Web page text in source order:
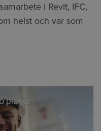
i Revit, IFC,
helst och var som
player